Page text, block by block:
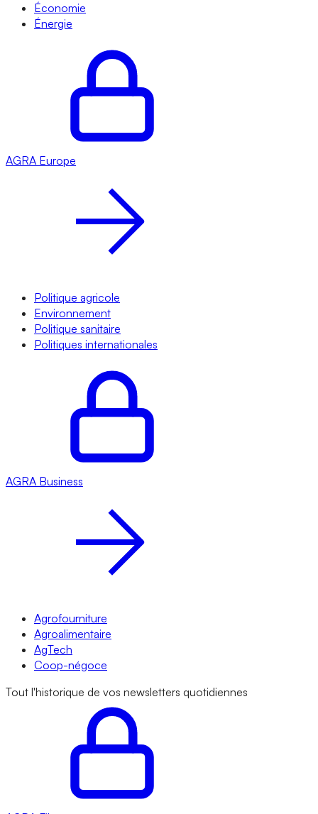
Économie
Énergie
AGRA Europe
Politique agricole
Environnement
Politique sanitaire
Politiques internationales
AGRA Business
Agrofourniture
Agroalimentaire
AgTech
Coop-négoce
Tout l'historique de vos newsletters quotidiennes